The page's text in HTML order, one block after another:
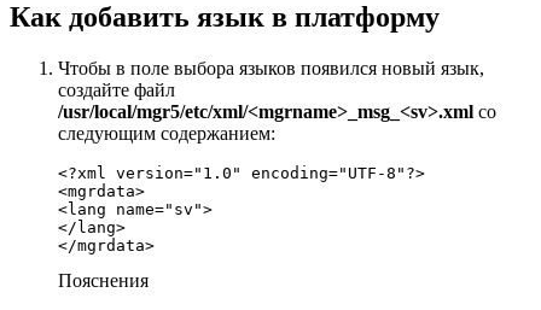
Как добавить язык в платформу
Чтобы в поле выбора языков появился новый язык,
создайте файл
/usr/local/mgr5/etc/xml/<mgrname>_msg_<sv>.xml со
следующим содержанием:
<?xml version="1.0" encoding="UTF-8"?>
<mgrdata>
<lang name="sv">
</lang>
</mgrdata>
Пояснения